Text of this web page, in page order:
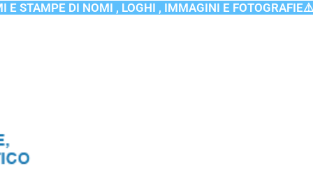
E STAMPE DI NOMI , LOGHI , IMMAGINI E